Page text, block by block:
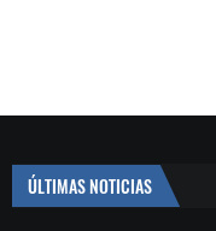
ÚLTIMAS NOTICIAS